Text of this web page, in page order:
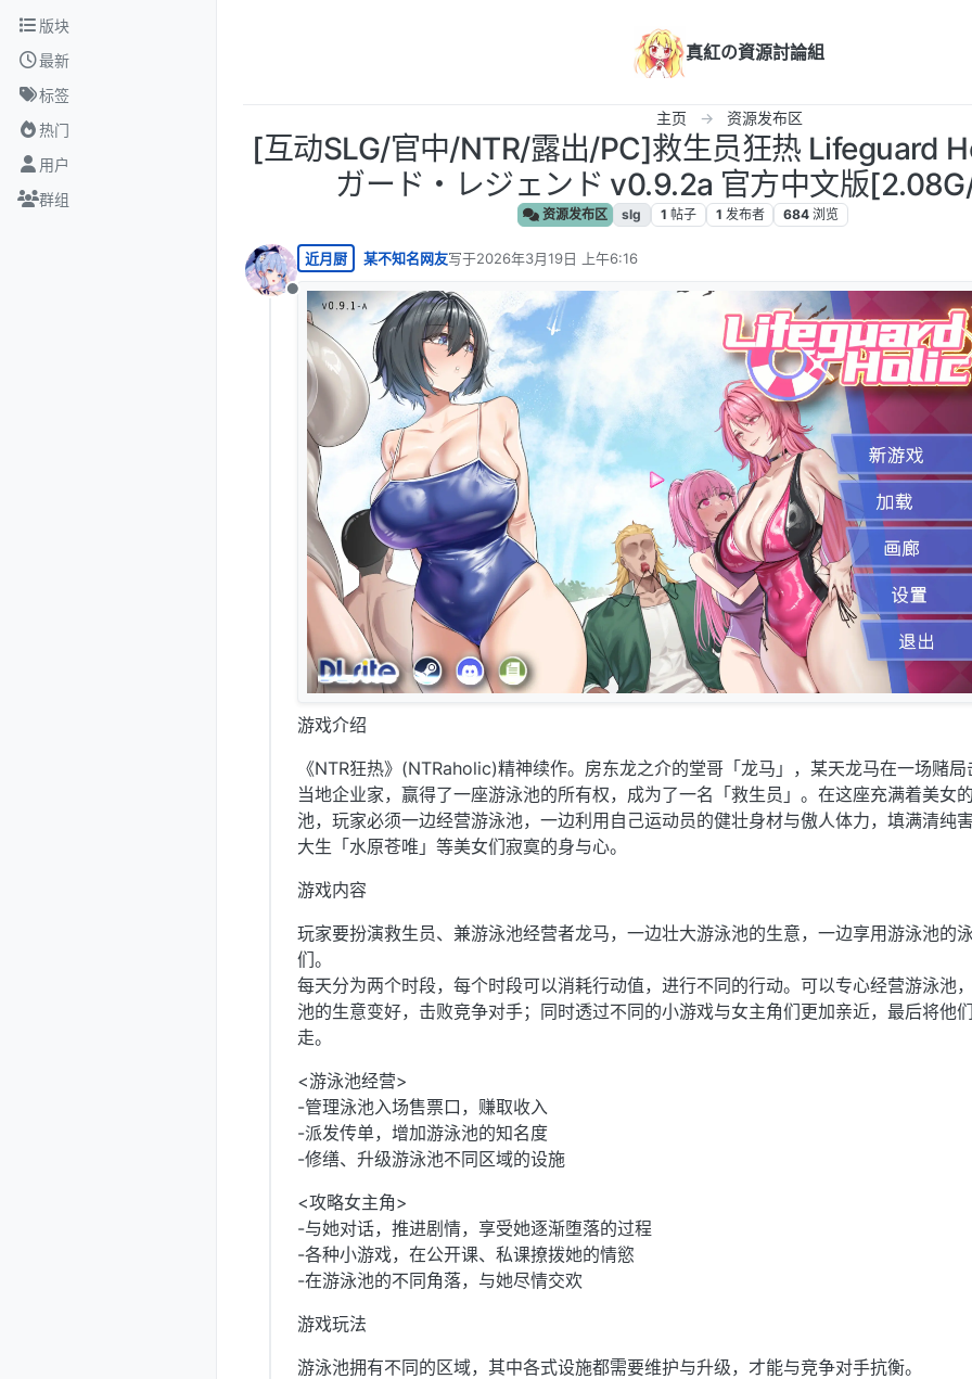
跳转至内容
版块
最新
标签
热门
用户
群组
真紅の資源討論組
主页 资源发布区
[互动SLG/官中/NTR/露出/PC]救生员狂热 Lifeguard
ガード・レジェンド v0.9.2a 官方中文版
资源发布区 slg 1 帖子 1 发布者 684 浏览
离线
近月厨 某不知名网友写于2026年3月19日 上午6:16
最后由 编辑
游戏介绍
《NTR狂热》(NTRaholic)精神续作。房东龙之介的堂哥「龙马」，某天龙马在一场赌局
当地企业家，赢得了一座游泳池的所有权，成为了一名「救生员」。在这座充满着美女
池，玩家必须一边经营游泳池，一边利用自己运动员的健壮身材与傲人体力，填满清纯
大生「水原苍唯」等美女们寂寞的身与心。
游戏内容
玩家要扮演救生员、兼游泳池经营者龙马，一边壮大游泳池的生意，一边享用游泳池的
们。
每天分为两个时段，每个时段可以消耗行动值，进行不同的行动。可以专心经营游泳池
池的生意变好，击败竞争对手；同时透过不同的小游戏与女主角们更加亲近，最后将他
走。
<游泳池经营>
-管理泳池入场售票口，赚取收入
-派发传单，增加游泳池的知名度
-修缮、升级游泳池不同区域的设施
<攻略女主角>
-与她对话，推进剧情，享受她逐渐堕落的过程
-各种小游戏，在公开课、私课撩拨她的情慾
-在游泳池的不同角落，与她尽情交欢
游戏玩法
游泳池拥有不同的区域，其中各式设施都需要维护与升级，才能与竞争对手抗衡。